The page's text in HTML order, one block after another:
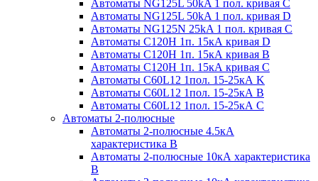
Автоматы NG125L 50kA 1 пол. кривая C
Автоматы NG125L 50kA 1 пол. кривая D
Автоматы NG125N 25kA 1 пол. кривая C
Автоматы С120H 1п. 15кА кривая D
Автоматы С120H 1п. 15кА кривая В
Автоматы С120H 1п. 15кА кривая С
Автоматы С60L12 1пол. 15-25кА K
Автоматы С60L12 1пол. 15-25кА В
Автоматы С60L12 1пол. 15-25кА С
Автоматы 2-полюсные
Автоматы 2-полюсные 4.5кА
характеристика В
Автоматы 2-полюсные 10кА характеристика
B